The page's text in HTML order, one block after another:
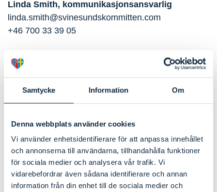
Samtycke Information Om
Denna webbplats använder cookies
Vi använder enhetsidentifierare för att anpassa innehållet
och annonserna till användarna, tillhandahålla funktioner
för sociala medier och analysera vår trafik. Vi
vidarebefordrar även sådana identifierare och annan
information från din enhet till de sociala medier och
Linda Smith, kommunikasjonsansvarlig
linda.smith@svinesundskommitten.com
+46 700 33 39 05
Kort om Svinesundskomiteen
mellom svenske og norske kommuner, Viken
Målet er å skape nye muligheter for næringsliv,
jobber og utvikling i regionen. Komiteen jobber på
oppdrag fra medlemmene og Nordisk ministerråd.
Våre fokusområder er blå og grønn vekst, turisme
og grensemuligheter. Svinesundskomiteen er en
ideell forening som har som formål å være et forum